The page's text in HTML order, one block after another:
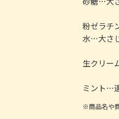
粉ゼラチ
水…大さ
生クリー
ミント…
※商品名や